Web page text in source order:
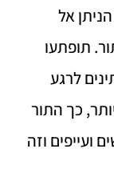
אל
כבר בשעה 6:00 בתור. תופתעו
לרגע
כך התור
ועייפים וזה